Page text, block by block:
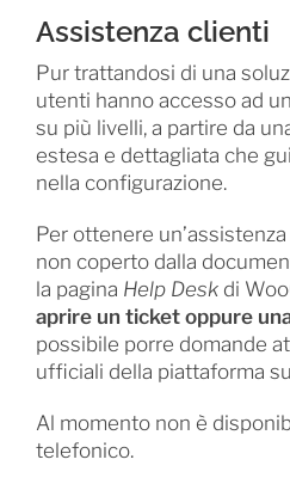
Assistenza clienti
Pur trattandosi di una
utenti hanno accesso ad
su più livelli, a partire da
estesa e dettagliata che
nella configurazione.
Per ottenere
non coperto dalla
la pagina Help Deskdi
aprire un ticket oppure
possibile porre domande
ufficiali della piattaforma
Al momento non è
telefonico.